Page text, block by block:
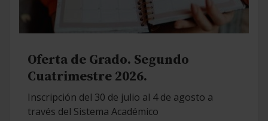
Oferta de Grado. Segundo
Cuatrimestre 2026.
Inscripción del 30 de julio al 4 de agosto a
través del Sistema Académico